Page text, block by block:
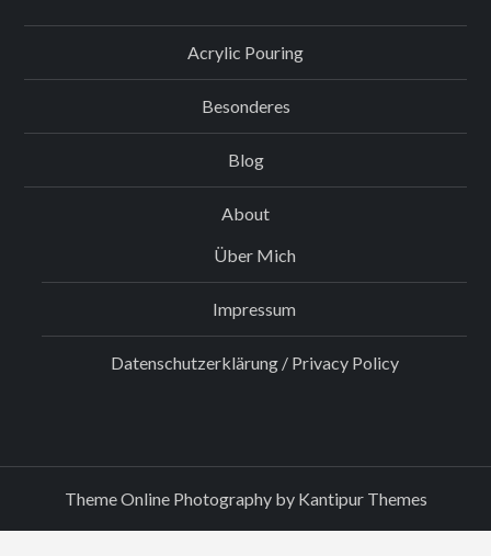
Acrylic Pouring
Besonderes
Blog
About
Über Mich
Impressum
Datenschutzerklärung / Privacy Policy
Theme Online Photography by Kantipur Themes